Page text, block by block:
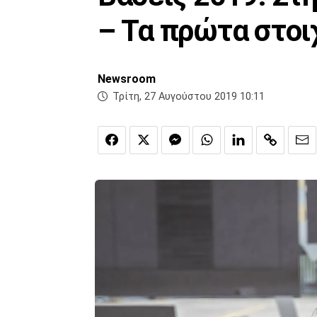
– Τα πρώτα
Newsroom
Τρίτη, 27 Αυγούστου 2019 10:11